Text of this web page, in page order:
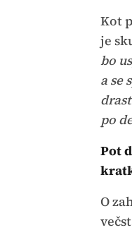
Kot
je
bo
a se
po
Pot
O